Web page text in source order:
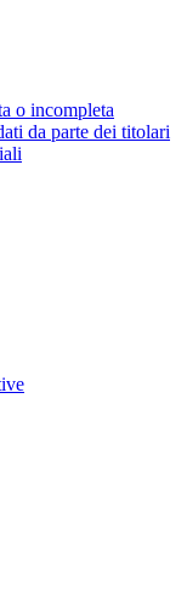
o incompleta
da parte dei titolari